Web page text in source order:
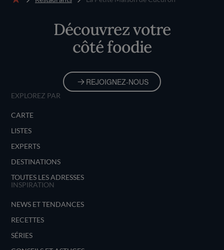
Découvrez votre
côté foodie
REJOIGNEZ-NOUS
EXPLOREZ PAR
CARTE
LISTES
EXPERTS
DESTINATIONS
TOUTES LES ADRESSES
INSPIRATION
NEWS ET TENDANCES
RECETTES
SÉRIES